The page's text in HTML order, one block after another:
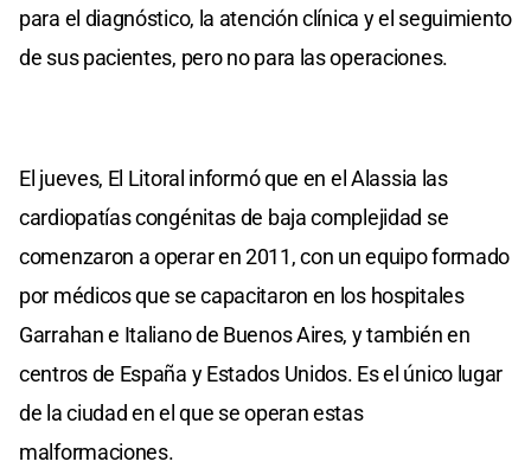
para el diagnóstico, la atención clínica y el seguimiento
de sus pacientes, pero no para las operaciones.
El jueves, El Litoral informó que en el Alassia las
cardiopatías congénitas de baja complejidad se
comenzaron a operar en 2011, con un equipo formado
por médicos que se capacitaron en los hospitales
Garrahan e Italiano de Buenos Aires, y también en
centros de España y Estados Unidos. Es el único lugar
de la ciudad en el que se operan estas
malformaciones.